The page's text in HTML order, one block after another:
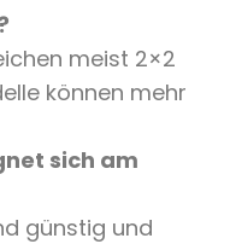
meist 2×2
können mehr
sich am
günstig und